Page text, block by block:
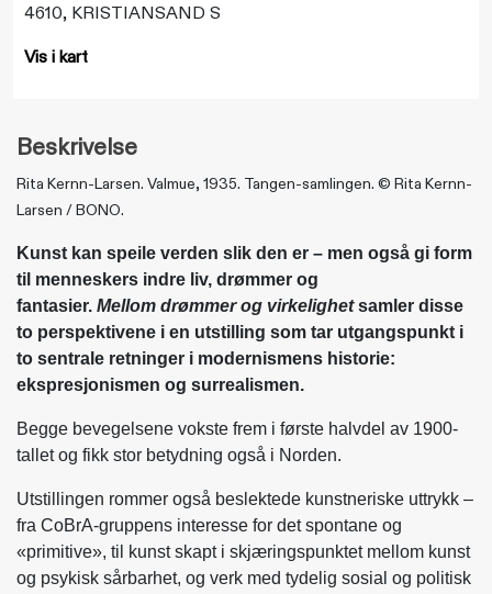
4610, KRISTIANSAND S
Vis i kart
Beskrivelse
Rita Kernn-Larsen. Valmue, 1935. Tangen-samlingen. © Rita Kernn-
Larsen / BONO.
Kunst kan speile verden slik den er – men også gi form
til menneskers indre liv, drømmer og
fantasier. Mellom drømmer og virkelighetsamler disse
to perspektivene i en utstilling som tar utgangspunkt i
to sentrale retninger i modernismens historie:
ekspresjonismen og surrealismen.
Begge bevegelsene vokste frem i første halvdel av 1900-
tallet og fikk stor betydning også i Norden.
Utstillingen rommer også beslektede kunstneriske uttrykk –
fra CoBrA-gruppens interesse for det spontane og
«primitive», til kunst skapt i skjæringspunktet mellom kunst
og psykisk sårbarhet, og verk med tydelig sosial og politisk